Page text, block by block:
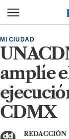
amplíe
CDMX
MI CIUDAD
REDACCIÓN